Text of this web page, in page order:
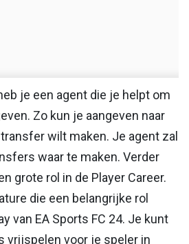
je een agent die je helpt om
Zo kun je aangeven naar
wilt maken. Je agent zal
waar te maken. Verder
grote rol in de Player Career.
die een belangrijke rol
van EA Sports FC 24. Je kunt
vrijspelen voor je speler in